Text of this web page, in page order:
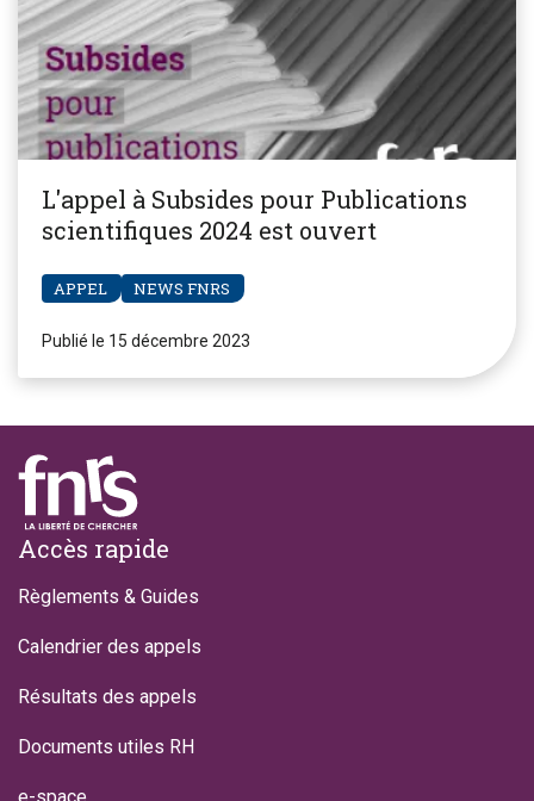
L'appel à Subsides pour Publications
scientifiques 2024 est ouvert
APPEL NEWS FNRS
Publié le 15 décembre 2023
Footer
Accès rapide
Règlements & Guides
Calendrier des appels
Résultats des appels
Documents utiles RH